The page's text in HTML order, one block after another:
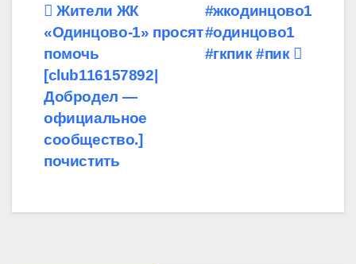
Навигация
по
записям
#жкодинцово1
#одинцово1
#гкпик #пик
Жители ЖК
«Одинцово-1» просят
помочь
[club116157892|
Добродел —
официальное
сообщество.]
почистить